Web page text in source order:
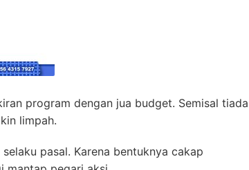
program dengan jua budget. Semisal tiada
limpah.
pasal. Karena bentuknya cakap